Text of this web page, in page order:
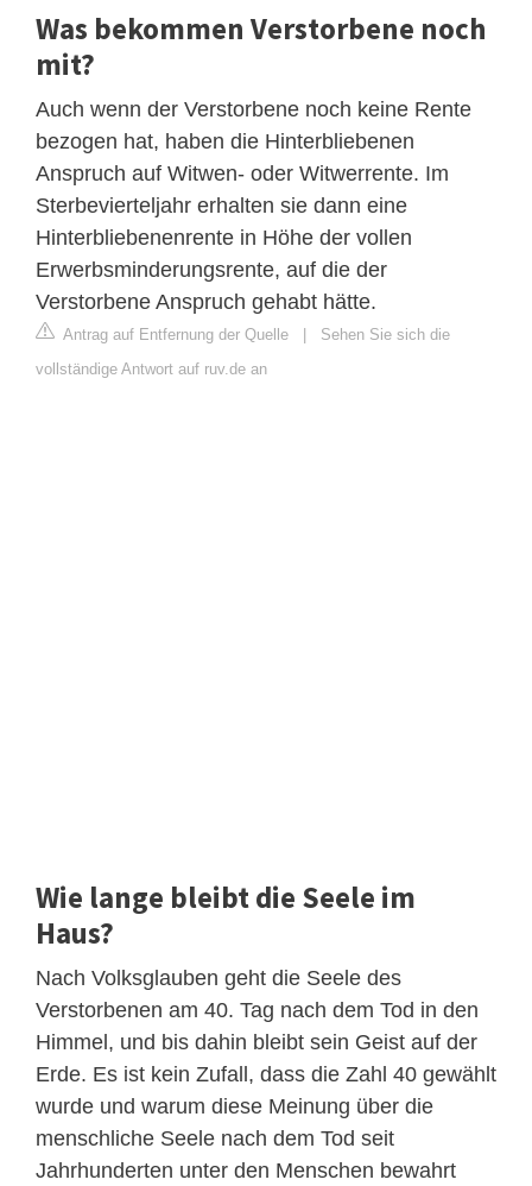
Was bekommen Verstorbene noch
mit?
Auch wenn der Verstorbene noch keine Rente
bezogen hat, haben die Hinterbliebenen
Anspruch auf Witwen- oder Witwerrente. Im
Sterbevierteljahr erhalten sie dann eine
Hinterbliebenenrente in Höhe der vollen
Erwerbsminderungsrente, auf die der
Verstorbene Anspruch gehabt hätte.
Antrag auf Entfernung der Quelle
Sehen Sie sich die
vollständige Antwort auf ruv.de an
Wie lange bleibt die Seele im
Haus?
Nach Volksglauben geht die Seele des
Verstorbenen am 40. Tag nach dem Tod in den
Himmel, und bis dahin bleibt sein Geist auf der
Erde. Es ist kein Zufall, dass die Zahl 40 gewählt
wurde und warum diese Meinung über die
menschliche Seele nach dem Tod seit
Jahrhunderten unter den Menschen bewahrt